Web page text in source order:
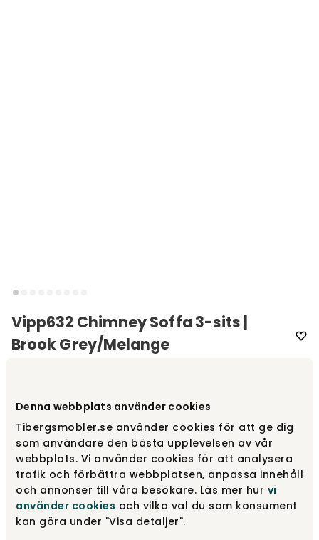
Denna webbplats använder cookies
Tibergsmobler.se använder cookies för att ge dig
som användare den bästa upplevelsen av vår
webbplats. Vi använder cookies för att analysera
trafik och förbättra webbplatsen, anpassa innehåll
och annonser till våra besökare. Läs mer hur vi
använder cookies och vilka val du som konsument
kan göra under "Visa detaljer".
Vipp632 Chimney Soffa 3-sits |
Brook Grey/Melange
Välj färgBrook Grey/Melange
Brook Grey/Melange
Brook Beige/Chestnut